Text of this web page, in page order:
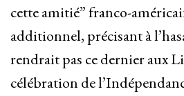
cette amitié” franco-
additionnel, précisant à
rendrait pas ce dernier aux
célébration de